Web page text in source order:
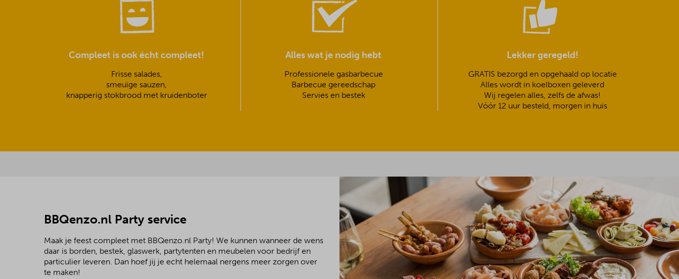
Compleet is ook écht compleet!
Frisse salades,
smeuïge sauzen,
knapperig stokbrood met kruidenboter
Alles wat je nodig hebt
Professionele gasbarbecue
Barbecue gereedschap
Servies en bestek
Lekker geregeld!
GRATIS bezorgd en opgehaald op locatie
Alles wordt in koelboxen geleverd
Wij regelen alles, zelfs de afwas!
Vóór 12 uur besteld, morgen in huis
BBQenzo.nl Party service
Maak je feest compleet met BBQenzo.nl Party! We kunnen wanneer de wens
daar is borden, bestek, glaswerk, partytenten en meubelen voor bedrijf en
particulier leveren. Dan hoef jij je echt helemaal nergens meer zorgen over
te maken!